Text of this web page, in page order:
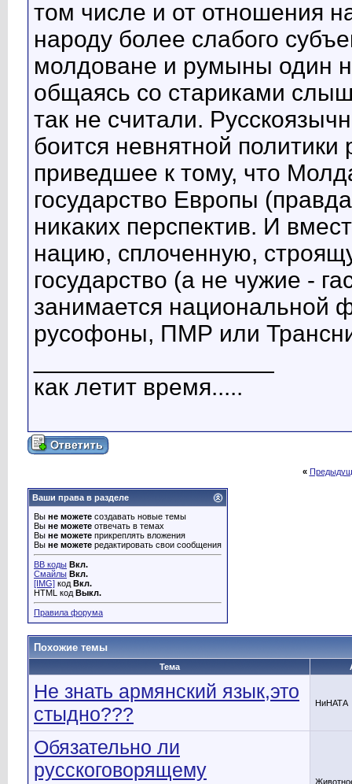
том числе и от отношения
народу более слабого
молдоване и румыны один
общаясь со стариками
так не считали.
боится невнятной
приведшее к тому, что
государство Европы
никаких перспектив. И
нацию, сплоченную,
государство (а не чужие -
занимается национальной
русофоны, ПМР или
как летит время.....
«
Ваши права в разделе
Вы не можете создавать новые темы
Вы не можете отвечать в темах
Вы не можете прикреплять вложения
Вы не можете редактировать свои сообщения
BB коды Вкл.
Смайлы Вкл.
[IMG] код Вкл.
HTML код Выкл.
Правила форума
Похожие темы
Тема
Не знать армянский язык,это
стыдно???
НиНАТА
Обязательно ли
русскоговорящему